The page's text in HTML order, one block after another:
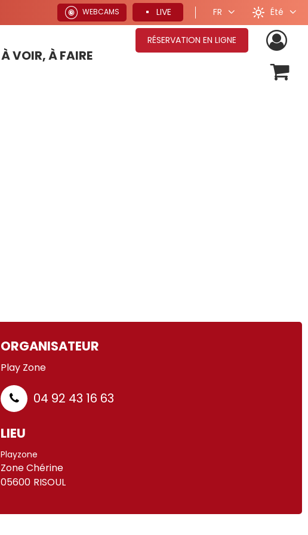
WEBCAMS LIVE FR Été
À VOIR, À FAIRE
RÉSERVATION EN LIGNE
ORGANISATEUR
Play Zone
04 92 43 16 63
LIEU
Playzone
Zone Chérine
05600 RISOUL